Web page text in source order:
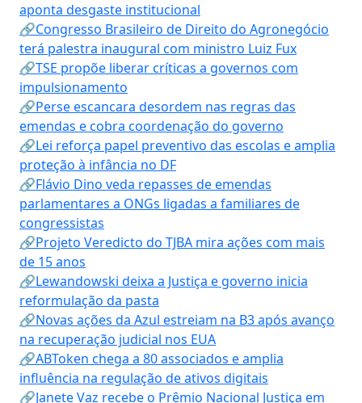
aponta desgaste institucional
🔗Congresso Brasileiro de Direito do Agronegócio
terá palestra inaugural com ministro Luiz Fux
🔗TSE propõe liberar críticas a governos com
impulsionamento
🔗Perse escancara desordem nas regras das
emendas e cobra coordenação do governo
🔗Lei reforça papel preventivo das escolas e amplia
proteção à infância no DF
🔗Flávio Dino veda repasses de emendas
parlamentares a ONGs ligadas a familiares de
congressistas
🔗Projeto Veredicto do TJBA mira ações com mais
de 15 anos
🔗Lewandowski deixa a Justiça e governo inicia
reformulação da pasta
🔗Novas ações da Azul estreiam na B3 após avanço
na recuperação judicial nos EUA
🔗ABToken chega a 80 associados e amplia
influência na regulação de ativos digitais
🔗Janete Vaz recebe o Prêmio Nacional Justiça em